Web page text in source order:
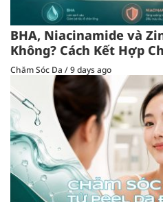
BHA, Niacinamide và
Không? Cách Kết Hợp
Chăm Sóc Da /9 days ago